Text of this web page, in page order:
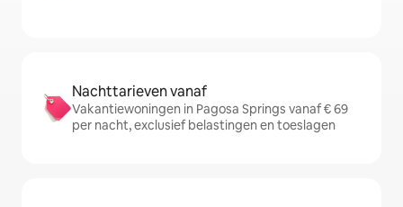
Nachttarieven vanaf
Vakantiewoningen in Pagosa Springs vanaf € 69
per nacht, exclusief belastingen en toeslagen